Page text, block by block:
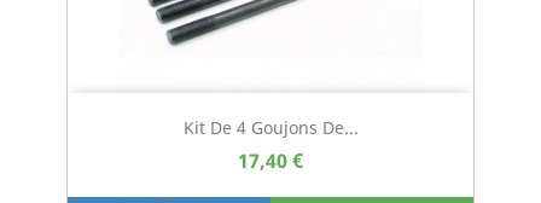
Kit De 4 Goujons De...
17,40 €